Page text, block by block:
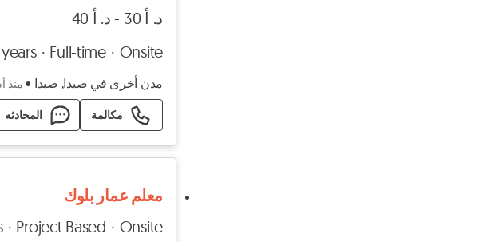
د. أ 30 - د. أ 40
Full-time Onsite
مدن أخرى في صيدا, صيدا • منذ
مكالمة المحادثه
معلم عمار بلوك
Project Based Onsite